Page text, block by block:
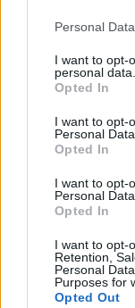
Personal
I want to opt-
personal data.
Opted In
I want to opt-
Personal Data.
Opted In
I want to opt-
Personal
Opted In
I want to opt-
Retention,
Personal
Purposes for
Opted Out